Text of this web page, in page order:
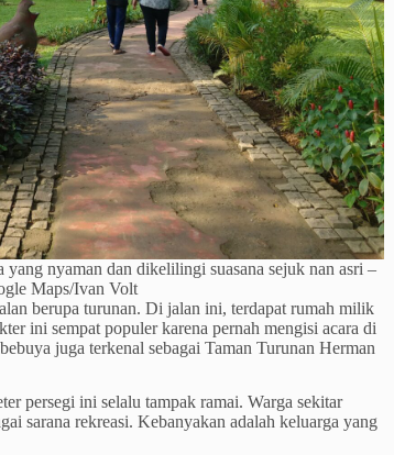
nyaman dan dikelilingi suasana sejuk nan asri –
Maps/Ivan Volt
berupa turunan. Di jalan ini, terdapat rumah milik
ini sempat populer karena pernah mengisi acara di
juga terkenal sebagai Taman Turunan Herman
persegi ini selalu tampak ramai. Warga sekitar
sarana rekreasi. Kebanyakan adalah keluarga yang